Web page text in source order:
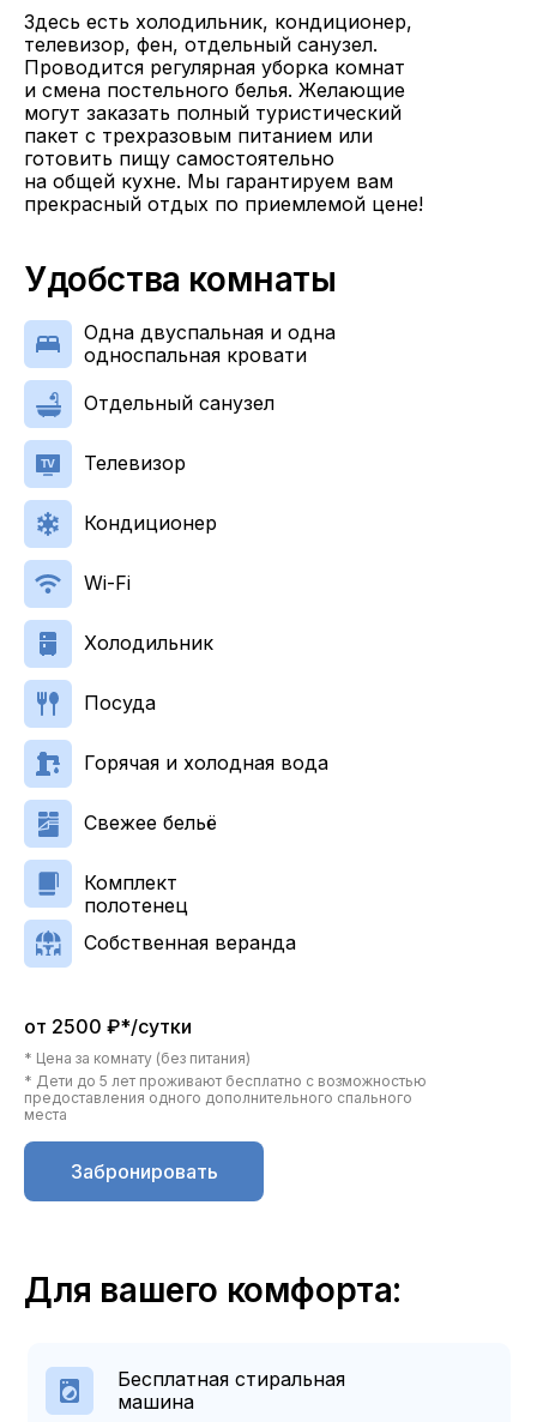
Забронировать
* Дети до 5 лет проживают бесплатно с возможностью
предоставления одного дополнительного спального
места
* Цена за комнату (без питания)
от 2500 ₽*/сутки
Здесь есть холодильник, кондиционер,
телевизор, фен, отдельный санузел.
Проводится регулярная уборка комнат
и смена постельного белья. Желающие
могут заказать полный туристический
пакет с трехразовым питанием или
готовить пищу самостоятельно
на общей кухне. Мы гарантируем вам
прекрасный отдых по приемлемой цене!
Удобства комнаты
Посуда
Холодильник
Отдельный санузел
Wi-Fi
Cвежее бельё
Собственная веранда
Комплект
полотенец
Горячая и холодная вода
Одна двуспальная и одна
односпальная кровати
Кондиционер
Телевизор
Для вашего комфорта:
Бесплатная стиральная
машина